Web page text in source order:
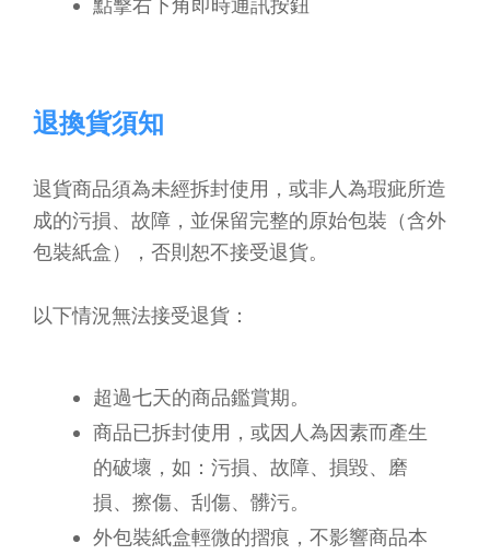
退換貨須知
退貨商品須為未經拆封使用，或非人為瑕疵所造
成的污損、故障，並保留完整的原始包裝（含外
包裝紙盒），否則恕不接受退貨。
以下情況無法接受退貨：
超過七天的商品鑑賞期。
商品已拆封使用，或因人為因素而產生
的破壞，如：污損、故障、損毀、磨
損、擦傷、刮傷、髒污。
外包裝紙盒輕微的摺痕，不影響商品本